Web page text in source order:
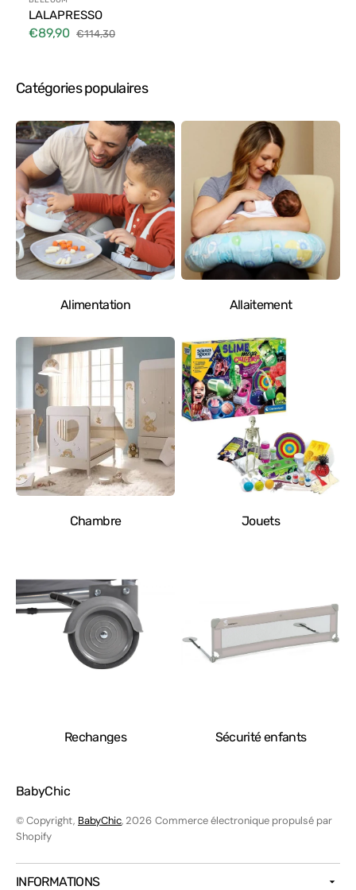
LALAPRESSO
Prix
€89,90
Prix
€114,30
Catégories populaires
Alimentation Allaitement
Chambre Jouets
Rechanges Sécurité enfants
BabyChic
© Copyright, BabyChic, 2026 Commerce électronique propulsé par
Shopify
INFORMATIONS